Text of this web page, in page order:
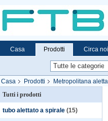
Casa Prodotti Circa noi
Casa Prodotti Metropolitana
calda di vibrazione
Tutti i prodotti
tubo alettato a spirale (15)